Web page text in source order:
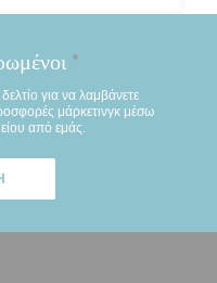
*
για να λαμβάνετε
μάρκετινγκ μέσω
από εμάς.